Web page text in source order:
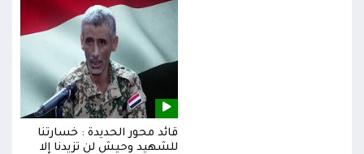
قائد محور الحديدة : خسارتنا
للشهيد وحيش لن تزيدنا إلا